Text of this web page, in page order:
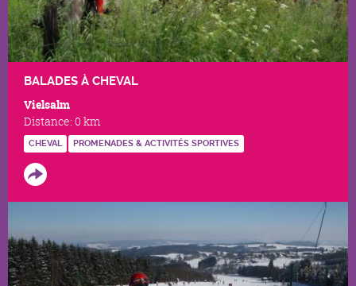
BALADES À CHEVAL
Vielsalm
Distance: 0 km
CHEVAL PROMENADES & ACTIVITÉS SPORTIVES